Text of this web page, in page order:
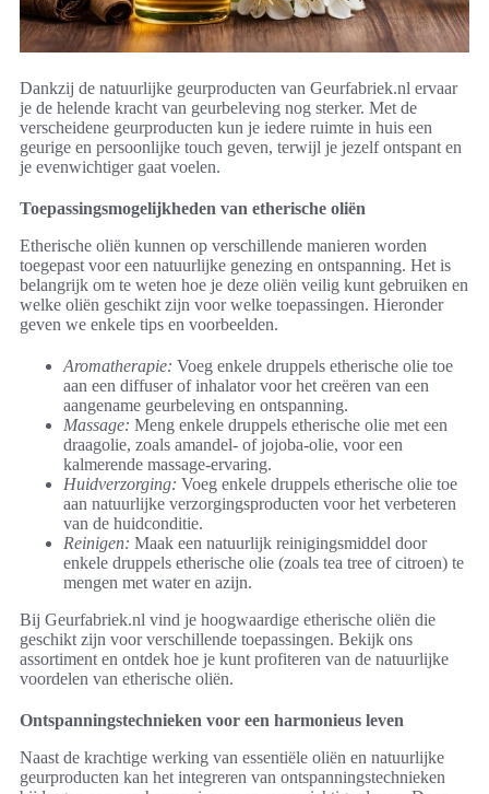
Dankzij de natuurlijke geurproducten van Geurfabriek.nl ervaar
je de helende kracht van geurbeleving nog sterker. Met de
verscheidene geurproducten kun je iedere ruimte in huis een
geurige en persoonlijke touch geven, terwijl je jezelf ontspant en
je evenwichtiger gaat voelen.
Toepassingsmogelijkheden van etherische oliën
Etherische oliën kunnen op verschillende manieren worden
toegepast voor een natuurlijke genezing en ontspanning. Het is
belangrijk om te weten hoe je deze oliën veilig kunt gebruiken en
welke oliën geschikt zijn voor welke toepassingen. Hieronder
geven we enkele tips en voorbeelden.
Aromatherapie: Voeg enkele druppels etherische olie toe
aan een diffuser of inhalator voor het creëren van een
aangename geurbeleving en ontspanning.
Massage: Meng enkele druppels etherische olie met een
draagolie, zoals amandel- of jojoba-olie, voor een
kalmerende massage-ervaring.
Huidverzorging: Voeg enkele druppels etherische olie toe
aan natuurlijke verzorgingsproducten voor het verbeteren
van de huidconditie.
Reinigen: Maak een natuurlijk reinigingsmiddel door
enkele druppels etherische olie (zoals tea tree of citroen) te
mengen met water en azijn.
Bij Geurfabriek.nl vind je hoogwaardige etherische oliën die
geschikt zijn voor verschillende toepassingen. Bekijk ons
assortiment en ontdek hoe je kunt profiteren van de natuurlijke
voordelen van etherische oliën.
Ontspanningstechnieken voor een harmonieus leven
Naast de krachtige werking van essentiële oliën en natuurlijke
geurproducten kan het integreren van ontspanningstechnieken